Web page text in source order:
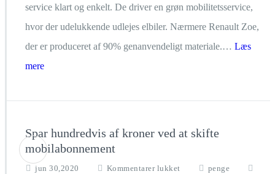
service klart og enkelt. De driver en grøn mobilitetsservice,
hvor der udelukkende udlejes elbiler. Nærmere Renault Zoe,
der er produceret af 90% genanvendeligt materiale.… Læs
mere
Spar hundredvis af kroner ved at skifte
mobilabonnement
jun 30,2020 Kommentarer lukket
penge